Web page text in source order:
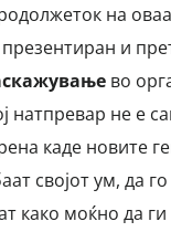
на
и
во
натпревар не е
каде новите
својот ум, да
како моќно да